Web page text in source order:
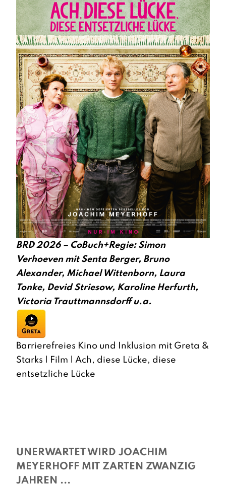
BRD 2026 – CoBuch+Regie: Simon
Verhoeven mit Senta Berger, Bruno
Alexander, Michael Wittenborn, Laura
Tonke, Devid Striesow, Karoline Herfurth,
Victoria Trauttmannsdorff u.a.
Barrierefreies Kino und Inklusion mit Greta &
Starks | Film | Ach, diese Lücke, diese
entsetzliche Lücke
UNERWARTET WIRD JOACHIM
MEYERHOFF MIT ZARTEN ZWANZIG
JAHREN ...